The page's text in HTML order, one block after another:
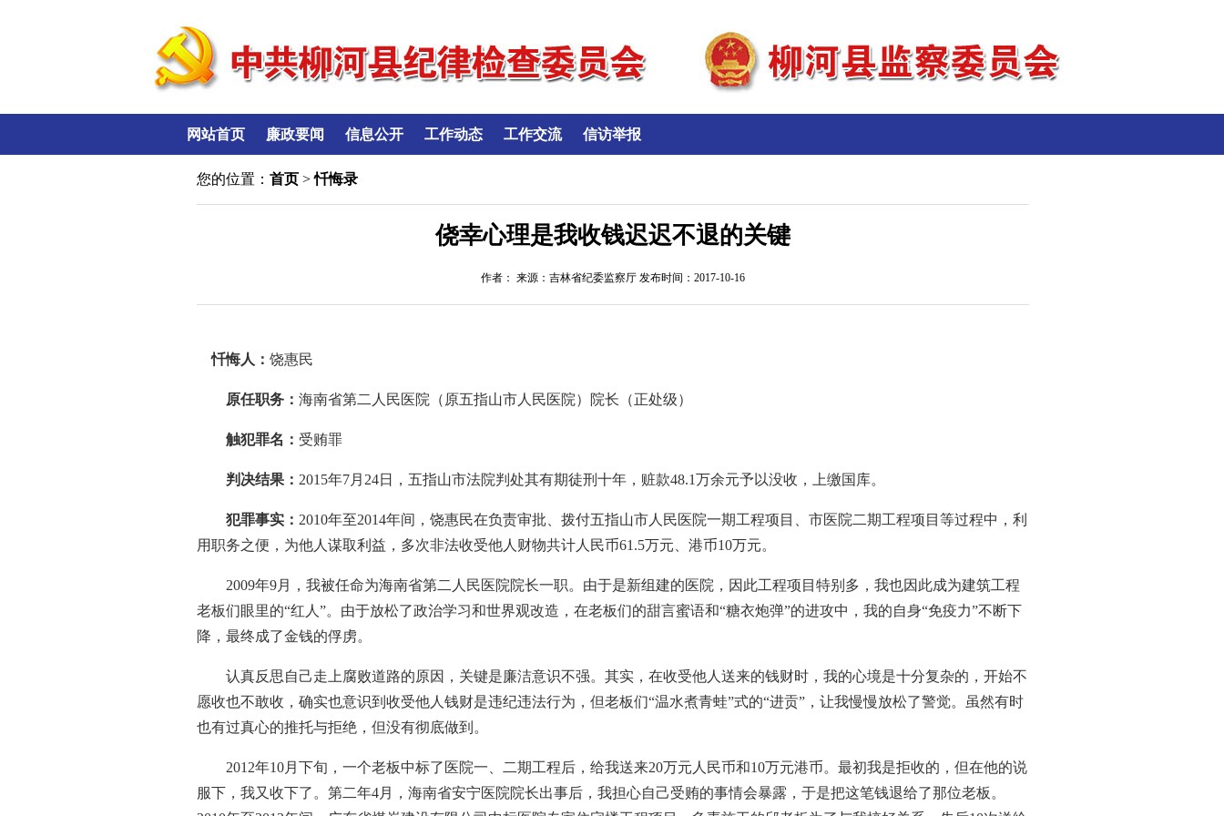
网站首页 廉政要闻 信息公开 工作动态 工作交流 信访举报
您的位置：首页 >忏悔录
侥幸心理是我收钱迟迟不退的关键
作者： 来源：吉林省纪委监察厅 发布时间：2017-10-16
忏悔人：饶惠民
原任职务：海南省第二人民医院（原五指山市人民医院）院长（正处级）
触犯罪名： 受贿罪
判决结果： 2015年7月 24日，五指山市法院判处其有期徒刑十年，赃款48.1万余元予以没收，上缴国库。
犯罪事实： 2010年至2014年间，饶惠民在负责审批、拨付五指山市人民医院一期工程项目、市医院二期工程项目等过程中，利
用职务之便，为他人谋取利益，多次非法收受他人财物共计人民币61.5万元、港币10万元。
2009年9月，我被任命为海南省第二人民医院院长一职。由于是新组建的医院，因此工程项目特别多，我也因此成为建筑工程
老板们眼里的“红人”。由于放松了政治学习和世界观改造，在老板们的甜言蜜语和“糖衣炮弹”的进攻中，我的自身“免疫力”不断下
降，最终成了金钱的俘虏。
认真反思自己走上腐败道路的原因，关键是廉洁意识不强。其实，在收受他人送来的钱财时，我的心境是十分复杂的，开始不
愿收也不敢收，确实也意识到收受他人钱财是违纪违法行为，但老板们“温水煮青蛙”式的“进贡” ，让我慢慢放松了警觉。虽然有时
也有过真心的推托与拒绝，但没有彻底做到。
2012年10月下旬，一个老板中标了医院一、二期工程后，给我送来20万元人民币和10万元港币。最初我是拒收的，但在他的说
服下，我又收下了。第二年4月，海南省安宁医院院长出事后，我担心自己受贿的事情会暴露，于是把这笔钱退给了那位老板。